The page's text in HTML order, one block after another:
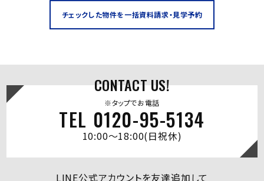
CONTACT US!
※タップでお電話
TEL 0120-95-5134
10:00～18:00(日祝休)
LINE公式アカウントを友達追加して